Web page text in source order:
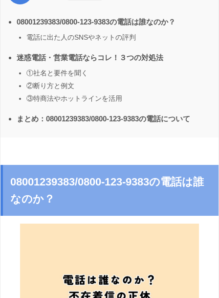
08001239383/0800-123-9383の電話は誰なのか？
電話に出た人のSNSやネットの評判
迷惑電話・営業電話ならコレ！３つの対処法
①社名と要件を聞く
②断り方と例文
③特商法やホットラインを活用
まとめ：08001239383/0800-123-9383の電話について
08001239383/0800-123-9383の電話は誰
なのか？